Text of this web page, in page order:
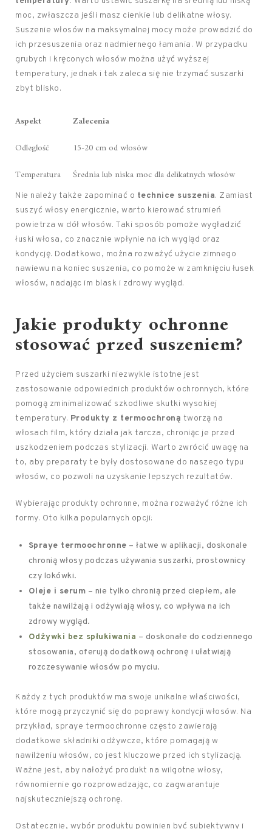
moc, zwłaszcza jeśli masz cienkie lub delikatne włosy.
Suszenie włosów na maksymalnej mocy może prowadzić do
ich przesuszenia oraz nadmiernego łamania. W przypadku
grubych i kręconych włosów można użyć wyższej
temperatury, jednak i tak zaleca się nie trzymać suszarki
zbyt blisko.
Aspekt
Zalecenia
Odległość
15-20 cm od włosów
Temperatura
Średnia lub niska moc dla delikatnych włosów
Nie należy także zapominać o technice suszenia. Zamiast
suszyć włosy energicznie, warto kierować strumień
powietrza w dół włosów. Taki sposób pomoże wygładzić
łuski włosa, co znacznie wpłynie na ich wygląd oraz
kondycję. Dodatkowo, można rozważyć użycie zimnego
nawiewu na koniec suszenia, co pomoże w zamknięciu łusek
włosów, nadając im blask i zdrowy wygląd.
Jakie produkty ochronne
stosować przed suszeniem?
Przed użyciem suszarki niezwykle istotne jest
zastosowanie odpowiednich produktów ochronnych, które
pomogą zminimalizować szkodliwe skutki wysokiej
temperatury. Produkty z termoochroną tworzą na
włosach film, który działa jak tarcza, chroniąc je przed
uszkodzeniem podczas stylizacji. Warto zwrócić uwagę na
to, aby preparaty te były dostosowane do naszego typu
włosów, co pozwoli na uzyskanie lepszych rezultatów.
Wybierając produkty ochronne, można rozważyć różne ich
formy. Oto kilka popularnych opcji:
Spraye termoochronne – łatwe w aplikacji, doskonale
chronią włosy podczas używania suszarki, prostownicy
czy lokówki.
Oleje i serum – nie tylko chronią przed ciepłem, ale
także nawilżają i odżywiają włosy, co wpływa na ich
zdrowy wygląd.
Odżywki bez spłukiwania – doskonałe do codziennego
stosowania, oferują dodatkową ochronę i ułatwiają
rozczesywanie włosów po myciu.
Każdy z tych produktów ma swoje unikalne właściwości,
które mogą przyczynić się do poprawy kondycji włosów. Na
przykład, spraye termoochronne często zawierają
dodatkowe składniki odżywcze, które pomagają w
nawilżeniu włosów, co jest kluczowe przed ich stylizacją.
Ważne jest, aby nałożyć produkt na wilgotne włosy,
równomiernie go rozprowadzając, co zagwarantuje
najskuteczniejszą ochronę.
Ostatecznie, wybór produktu powinien być subiektywny i